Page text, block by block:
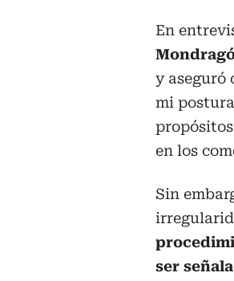
En
y aseguró
mi
en los
Sin
ser